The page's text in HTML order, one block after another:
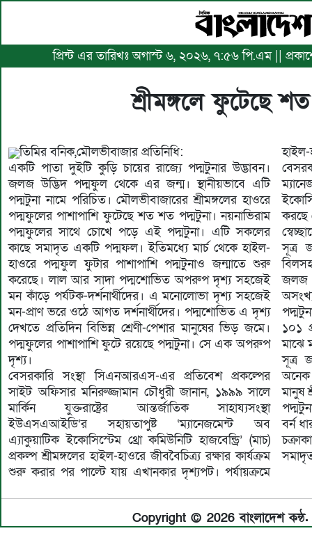
প্রিন্ট এর তারিখঃ অগাস্ট ৬, ২০২৬, ৭:৫৬ পি.এম ||
শ্রীমঙ্গলে ফুটেছে
তিমির বনিক,মৌলভীবাজার প্রতিনিধি:
একটি পাতা দুইটি কুড়ি চায়ের রাজ্যে পদ্মটুনার উদ্ভাবন।
জলজ উদ্ভিদ পদ্মফুল থেকে এর জন্ম। স্থানীয়ভাবে এটি
পদ্মটুনা নামে পরিচিত। মৌলভীবাজারের শ্রীমঙ্গলের হাওরে
পদ্মফুলের পাশাপাশি ফুটেছে শত শত পদ্মটুনা। নয়নাভিরাম
পদ্মফুলের সাথে চোখে পড়ে এই পদ্মটুনা। এটি সকলের
কাছে সমাদৃত একটি পদ্মফল। ইতিমধ্যে মার্চ থেকে হাইল-
হাওরে পদ্মফুল ফুটার পাশাপাশি পদ্মটুনাও জন্মাতে শুরু
করেছে। লাল আর সাদা পদ্মশোভিত অপরুপ দৃশ্য সহজেই
মন কাঁড়ে পর্যটক-দর্শনার্থীদের। এ মনোলোভা দৃশ্য সহজেই
মন-প্রাণ ভরে ওঠে আগত দর্শনার্থীদের। পদ্মশোভিত এ দৃশ্য
দেখতে প্রতিদিন বিভিন্ন শ্রেণী-পেশার মানুষের ভিড় জমে।
পদ্মফুলের পাশাপাশি ফুটে রয়েছে পদ্মটুনা। সে এক অপরুপ
দৃশ্য।
বেসরকারি সংস্থা সিএনআরএস-এর প্রতিবেশ প্রকল্পের
সাইট অফিসার মনিরুজ্জামান চৌধুরী জানান, ১৯৯৯ সালে
মার্কিন যুক্তরাষ্ট্রের আন্তর্জাতিক সাহায্যসংস্থা
ইউএসএআইডি’র সহায়তাপুষ্ট ‘ম্যানেজমেন্ট অব
এ্যাকুয়াটিক ইকোসিস্টেম থ্রো কমিউনিটি হাজবেন্ড্রি’ (মাচ)
প্রকল্প শ্রীমঙ্গলের হাইল-হাওরে জীববৈচিত্র্য রক্ষার কার্যক্রম
শুরু করার পর পাল্টে যায় এখানকার দৃশ্যপট। পর্যায়ক্রমে
করছে
সূত্র
জলজ
১০১
মাঝে
সূত্র
অনেক
মানুষ
বর্ন
Copyright © 2026 বাংলাদেশ